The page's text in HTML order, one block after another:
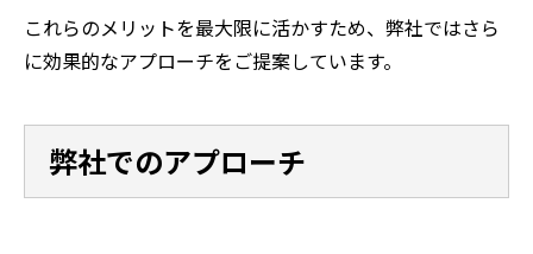
これらのメリットを最大限に活かすため、弊社ではさら
に効果的なアプローチをご提案しています。
弊社でのアプローチ